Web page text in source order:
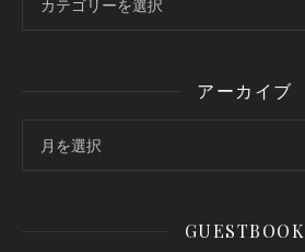
アーカイブ
GUESTBOOK